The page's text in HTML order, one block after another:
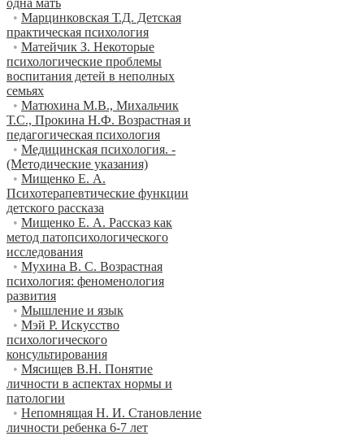
• Марцинковская Т.Д. Детская
практическая психология
• Матейчик З. Некоторые
психологические проблемы
воспитания детей в неполных
семьях
• Матюхина М.В., Михальчик
Т.С., Прокина Н.Ф. Возрастная и
педагогическая психология
• Медицинская психология. -
(Методические указания)
• Мищенко Е. А.
Психотерапевтические функции
детского рассказа
• Мищенко Е. А. Рассказ как
метод патопсихологического
исследования
• Мухина В. С. Возрастная
психология: феноменология
развития
• Мышление и язык
• Мэй Р. Искусство
психологического
консультирования
• Мясищев В.Н. Понятие
личности в аспектах нормы и
патологии
• Непомнящая Н. И. Становление
личности ребенка 6-7 лет